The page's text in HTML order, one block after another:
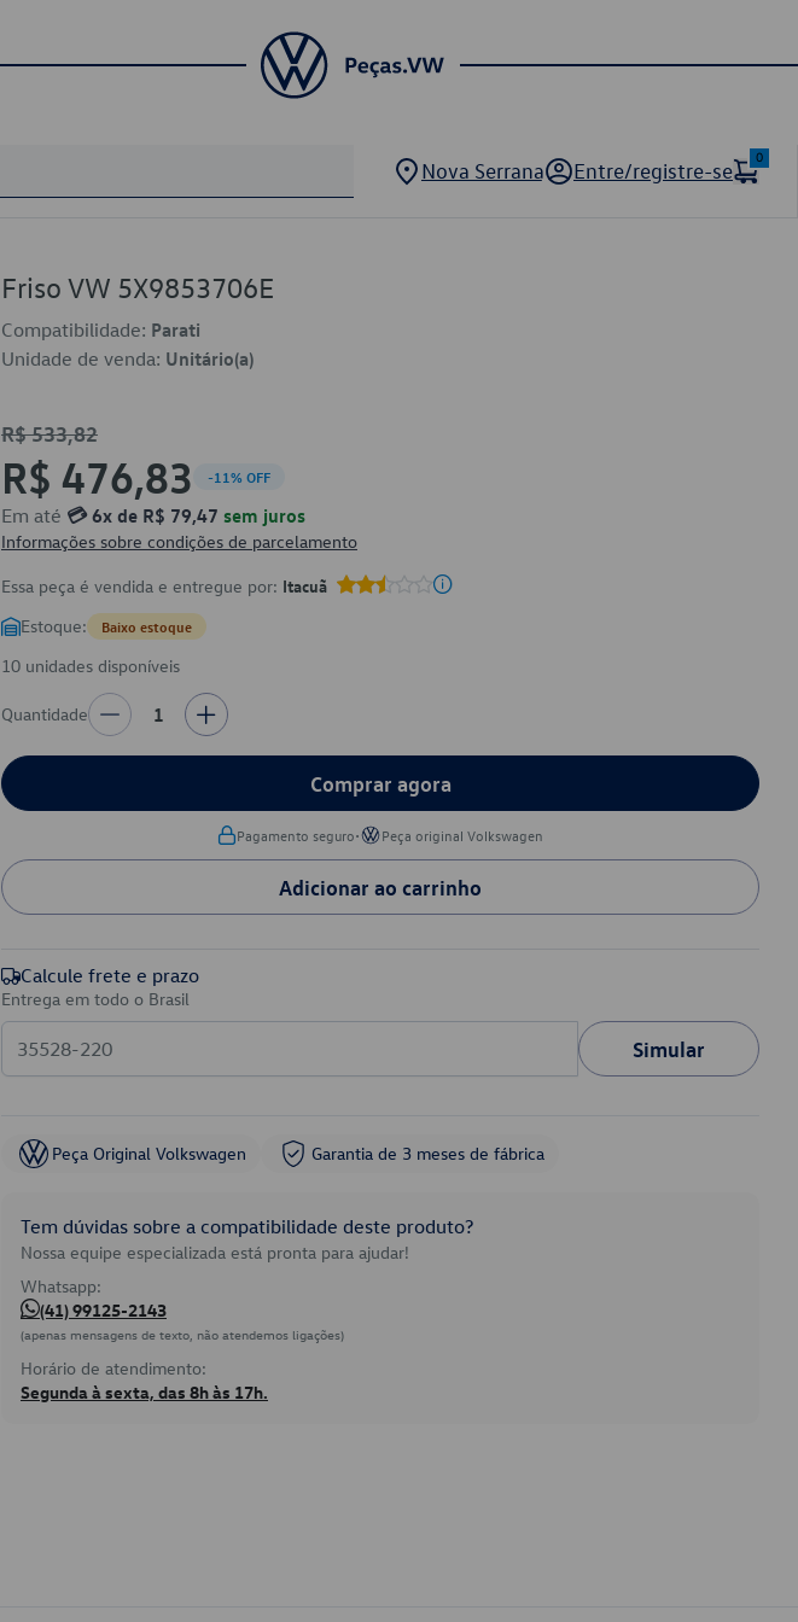
Nova Serrana Entre/registre-se
0
Friso VW 5X9853706E
Compatibilidade: Parati
Unidade de venda: Unitário(a)
R$ 533,82
R$ 476,83 -11% OFF
Em até 💳 6x de R$ 79,47 sem juros
Informações sobre condições de parcelamento
Essa peça é vendida e entregue por: Itacuã
Estoque: Baixo estoque
10 unidades disponíveis
Quantidade 1
Comprar agora
Pagamento seguro• Peça original Volkswagen
Adicionar ao carrinho
Calcule frete e prazo
Entrega em todo o Brasil
Simular
Peça Original Volkswagen Garantia de 3 meses de fábrica
Tem dúvidas sobre a compatibilidade deste produto?
Nossa equipe especializada está pronta para ajudar!
Whatsapp:
(41) 99125-2143
(apenas mensagens de texto, não atendemos ligações)
Horário de atendimento:
Segunda à sexta, das 8h às 17h.